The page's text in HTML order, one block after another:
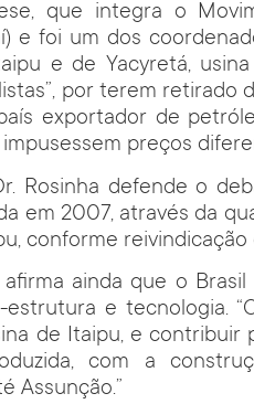
que integra o
e foi um dos
e de Yacyretá,
por terem retirado
exportador de
preços
Rosinha defende o
em 2007, através da
conforme reivindicação
ainda que o
estrutura e tecnologia.
de Itaipu, e contribuir
com a
Assunção.”